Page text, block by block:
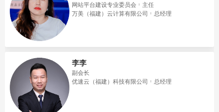
网站平台建设专业委员会
主任
万美（福建）云计算有限公司
总经理
李李
副会长
优速云（福建）科技有限公司
总经理